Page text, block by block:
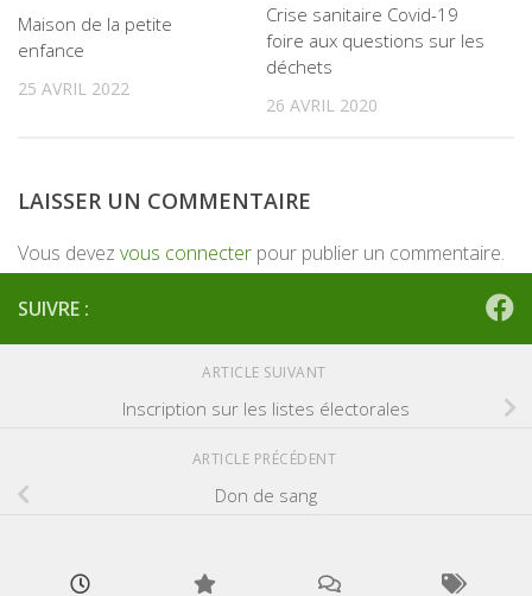
Maison de la petite
enfance
25 AVRIL 2022
Crise sanitaire Covid-19
foire aux questions sur les
déchets
26 AVRIL 2020
LAISSER UN COMMENTAIRE
Vous devez vous connecter pour publier un commentaire.
SUIVRE :
ARTICLE SUIVANT
Inscription sur les listes électorales
ARTICLE PRÉCÉDENT
Don de sang